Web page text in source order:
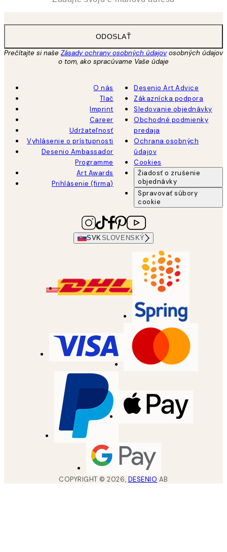
ODOSLAŤ
Prečítajte si naše Zásady ochrany osobných údajovosobných údajov
o tom, ako spracúvame Vaše údaje
O nás
Tlač
Imprint
Career
Udržateľnosť
Vyhlásenie o prístupnosti
Desenio Ambassador
Programme
Art Awards
Prihlásenie (firma)
Desenio Art Advice
Zákaznícka podpora
Sledovanie objednávky
Obchodné podmienky
predaja
Ochrana osobných
údajov
Cookies
Žiadosť o zrušenie
objednávky
Spravovať súbory
cookie
SVKSLOVENSKÝ
COPYRIGHT ©2026, DESENIO AB